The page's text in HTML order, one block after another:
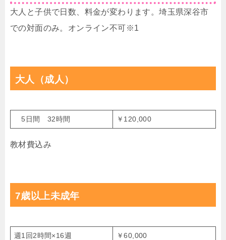
大人と子供で日数、料金が変わります。埼玉県深谷市
での対面のみ。オンライン不可※1
大人（成人）
5日間 32時間 ￥120,000
教材費込み
7歳以上未成年
週1回2時間×16週 ￥60,000